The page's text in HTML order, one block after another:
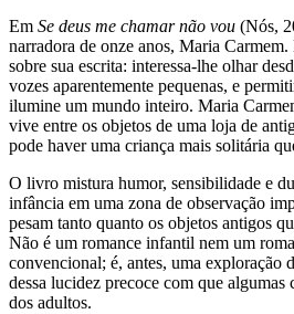
Em Se deus me chamar não vou (Nós,
narradora de onze anos, Maria
sobre sua escrita: interessa-lhe olhar
vozes aparentemente pequenas, e
ilumine um mundo inteiro. Maria
vive entre os objetos de uma loja de
pode haver uma criança mais solitária
O livro mistura humor, sensibilidade e
infância em uma zona de observação
pesam tanto quanto os objetos antigos
Não é um romance infantil nem um
convencional; é, antes, uma exploração
dessa lucidez precoce com que
dos adultos.